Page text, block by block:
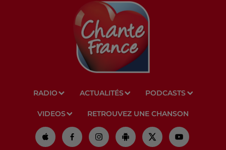
RADIO ACTUALITÉS PODCASTS
VIDEOS RETROUVEZ UNE CHANSON